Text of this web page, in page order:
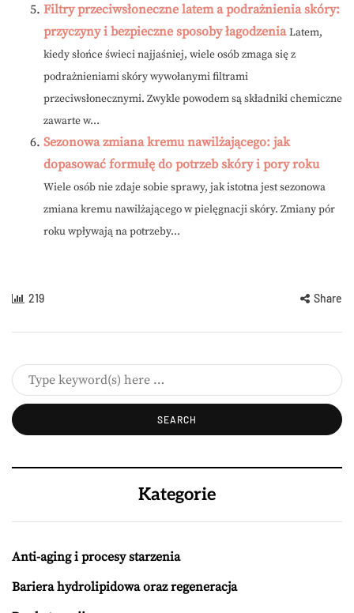
Filtry przeciwsłoneczne latem a podrażnienia skóry:
przyczyny i bezpieczne sposoby łagodzenia Latem,
kiedy słońce świeci najjaśniej, wiele osób zmaga się z
podrażnieniami skóry wywołanymi filtrami
przeciwsłonecznymi. Zwykle powodem są składniki chemiczne
zawarte w...
Sezonowa zmiana kremu nawilżającego: jak
dopasować formułę do potrzeb skóry i pory roku
Wiele osób nie zdaje sobie sprawy, jak istotna jest sezonowa
zmiana kremu nawilżającego w pielęgnacji skóry. Zmiany pór
roku wpływają na potrzeby...
219 Share
Kategorie
Anti-aging i procesy starzenia
Bariera hydrolipidowa oraz regeneracja